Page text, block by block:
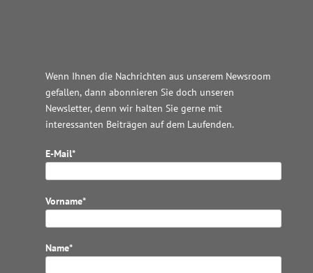
Wenn Ihnen die Nachrichten aus unserem Newsroom
gefallen, dann abonnieren Sie doch unseren
Newsletter, denn wir halten Sie gerne mit
interessanten Beiträgen auf dem Laufenden.
E-Mail*
Vorname*
Name*